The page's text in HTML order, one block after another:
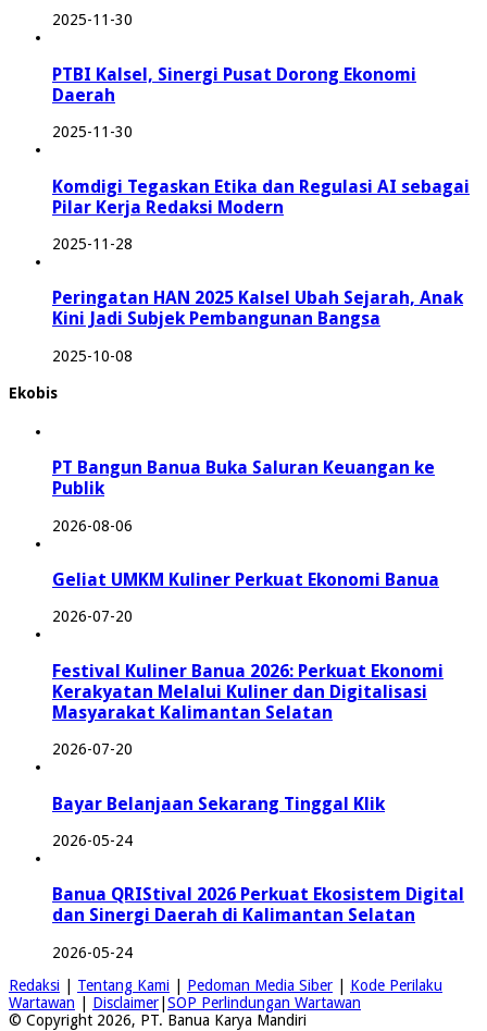
2025-11-30
PTBI Kalsel, Sinergi Pusat Dorong Ekonomi
Daerah
2025-11-30
Komdigi Tegaskan Etika dan Regulasi AI sebagai
Pilar Kerja Redaksi Modern
2025-11-28
Peringatan HAN 2025 Kalsel Ubah Sejarah, Anak
Kini Jadi Subjek Pembangunan Bangsa
2025-10-08
Ekobis
PT Bangun Banua Buka Saluran Keuangan ke
Publik
2026-08-06
Geliat UMKM Kuliner Perkuat Ekonomi Banua
2026-07-20
Festival Kuliner Banua 2026: Perkuat Ekonomi
Kerakyatan Melalui Kuliner dan Digitalisasi
Masyarakat Kalimantan Selatan
2026-07-20
Bayar Belanjaan Sekarang Tinggal Klik
2026-05-24
Banua QRIStival 2026 Perkuat Ekosistem Digital
dan Sinergi Daerah di Kalimantan Selatan
2026-05-24
Redaksi
Tentang Kami Pedoman Media Siber
Kode Perilaku
Wartawan
Disclaimer SOP Perlindungan Wartawan
© Copyright 2026, PT. Banua Karya Mandiri